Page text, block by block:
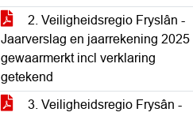
2. Veiligheidsregio Fryslân -
Jaarverslag en jaarrekening 2025
gewaarmerkt incl verklaring
getekend
3. Veiligheidsregio Frysân -